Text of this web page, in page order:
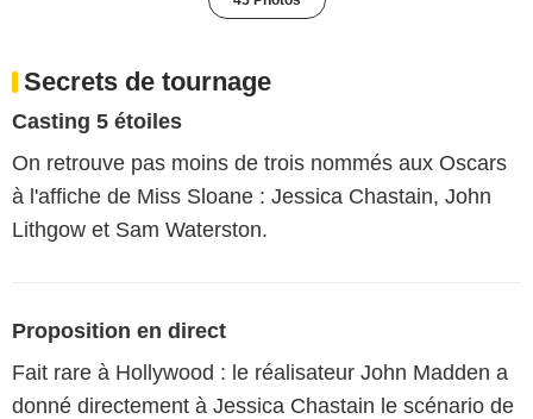
Secrets de tournage
Casting 5 étoiles
On retrouve pas moins de trois nommés aux Oscars
à l'affiche de Miss Sloane : Jessica Chastain, John
Lithgow et Sam Waterston.
Proposition en direct
Fait rare à Hollywood : le réalisateur John Madden a
donné directement à Jessica Chastain le scénario de